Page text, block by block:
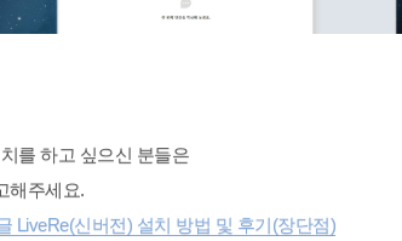
를 하고 싶으신 분들은
해주세요.
LiveRe(신버전) 설치 방법 및 후기(장단점)